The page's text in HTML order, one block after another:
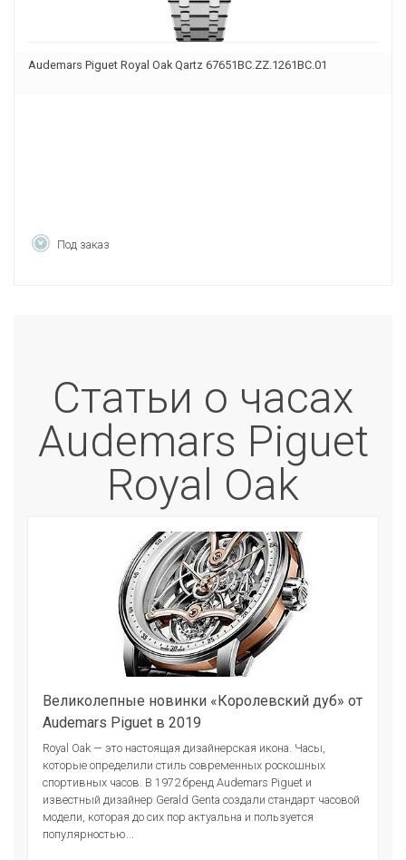
Audemars Piguet Royal Oak Qartz 67651BC.ZZ.1261BC.01
Под заказ
Статьи о часах
Audemars Piguet
Royal Oak
Великолепные новинки «Королевский дуб» от
Audemars Piguet в 2019
Royal Oak — это настоящая дизайнерская икона. Часы,
которые определили стиль современных роскошных
спортивных часов. В 1972 бренд Audemars Piguet и
известный дизайнер Gerald Genta создали стандарт часовой
модели, которая до сих пор актуальна и пользуется
популярностью...